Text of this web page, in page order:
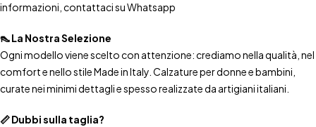
informazioni, contattaci su Whatsapp
👠 La Nostra Selezione
Ogni modello viene scelto con attenzione: crediamo nella qualità, nel
comfort e nello stile Made in Italy. Calzature per donne e bambini,
curate nei minimi dettagli e spesso realizzate da artigiani italiani.
📏 Dubbi sulla taglia?